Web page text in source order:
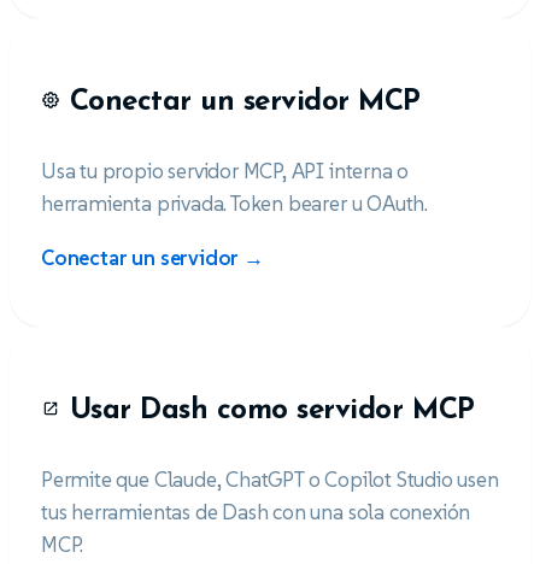
Conectar un servidor MCP
Usa tu propio servidor MCP, API interna o
herramienta privada. Token bearer u OAuth.
Conectar un servidor →
Usar Dash como servidor MCP
Permite que Claude, ChatGPT o Copilot Studio usen
tus herramientas de Dash con una sola conexión
MCP.